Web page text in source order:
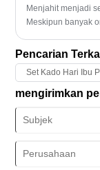
Menjahit menjadi
Meskipun banyak
dari segala usia
menjahit, berikut
Pencarian
Set Kado Hari Ibu
mengirimkan